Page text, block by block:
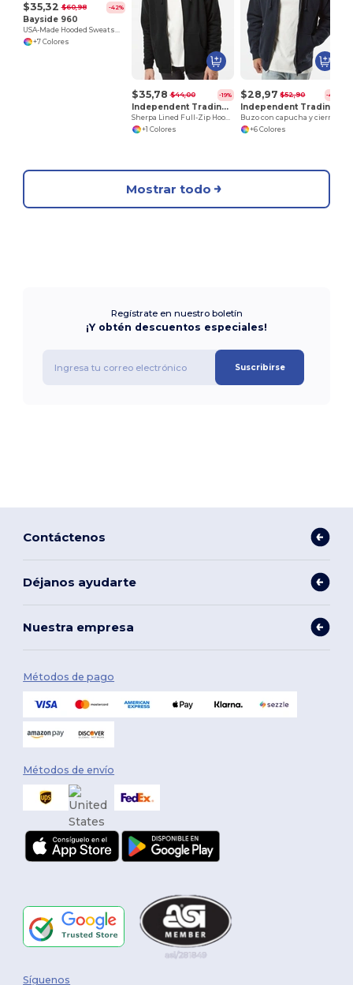
$35,32 $60,98 -42%
Bayside 960
USA-Made Hooded Sweatshirt
+7 Colores
$35,78 $44,00 -19%
Independent Trading Co. EXP40SHZ
Sherpa Lined Full-Zip Hooded Sweatshirt
+1 Colores
$28,97 $52,90 -45%
Independent Trading Co. IND4000Z
Buzo con capucha y cierre
+6 Colores
Mostrar todo
Regístrate en nuestro boletín
¡Y obtén descuentos especiales!
Suscribirse
Contáctenos
Déjanos ayudarte
Nuestra empresa
Métodos de pago
Métodos de envío
Síguenos